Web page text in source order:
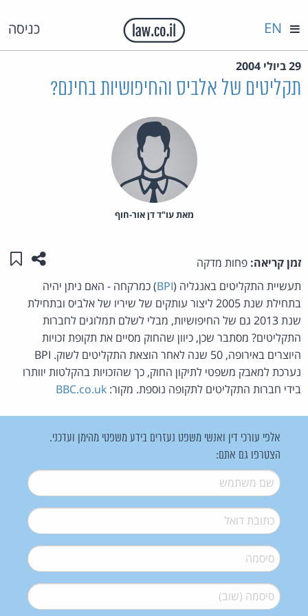
כניסה EN
29 ביולי 2004
תקליטים של אלביס והחיפושיות בחינם?
מאת‏ עו"ד דן אור-חוף
זמן קריאה: פחות מדקה שתפו
תעשיית התקליטים באנגליה (BPI) כמרקחה - האם ניתן יהיה
בתחילת שנת 2005 ליצור עותקים של שיריו של אלביס ובתחילת
שנת 2013 גם של החיפושיות, מבלי לשלם תמלוגים לחברות
התקליטים? מסתבר שכן, כיוון שהחוק מסיים את תקופת זכויות
היוצרים באירופה, 50 שנה לאחר הוצאת התקליטים לשוק. BPI
נערכת למאבק משפטי לתיקון החוק, כך שהזכויות בהקלטות יוותרו
בידי חברות התקליטים לתקופה נוספת. מקור: BBC.co.uk
אלפי עורכי דין ואנשי משפט נעזרים בידע משפטי מהימן ועדכני.
הצטרפו גם אתם:
שם משתמש*
דואל*
סיסמה*
סיסמה (שוב)*